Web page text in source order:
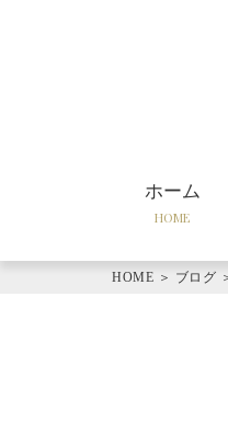
ホーム
HOME
HOME ＞ ブログ